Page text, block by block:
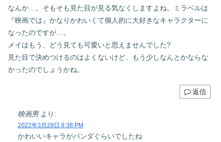
なんか…。そもそも見た目が見る気なくしますよね。ミラベルは
『映画では』かなりかわいくて個人的に大好きなキャラクターに
なったのですが…。
メイはもう、どう見ても可愛いと思えませんでした?
見た目で決めつけるのはよくないけど、もう少しなんとかならな
かったのでしょうかね。
返信
映画男 より:
2022年3月29日 8:38 PM
かわいいキャラがパンダぐらいでしたね